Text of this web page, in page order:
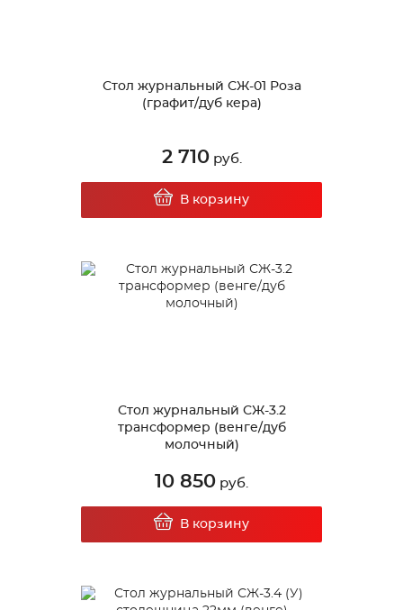
Стол журнальный СЖ-01 Роза
(графит/дуб кера)
2 710руб.
В корзину
Стол журнальный СЖ-3.2
трансформер (венге/дуб
молочный)
10 850 руб.
В корзину